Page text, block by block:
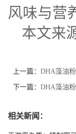
风味与营
本文来
上一篇： DHA藻油
下一篇： DHA藻油
相关新闻：